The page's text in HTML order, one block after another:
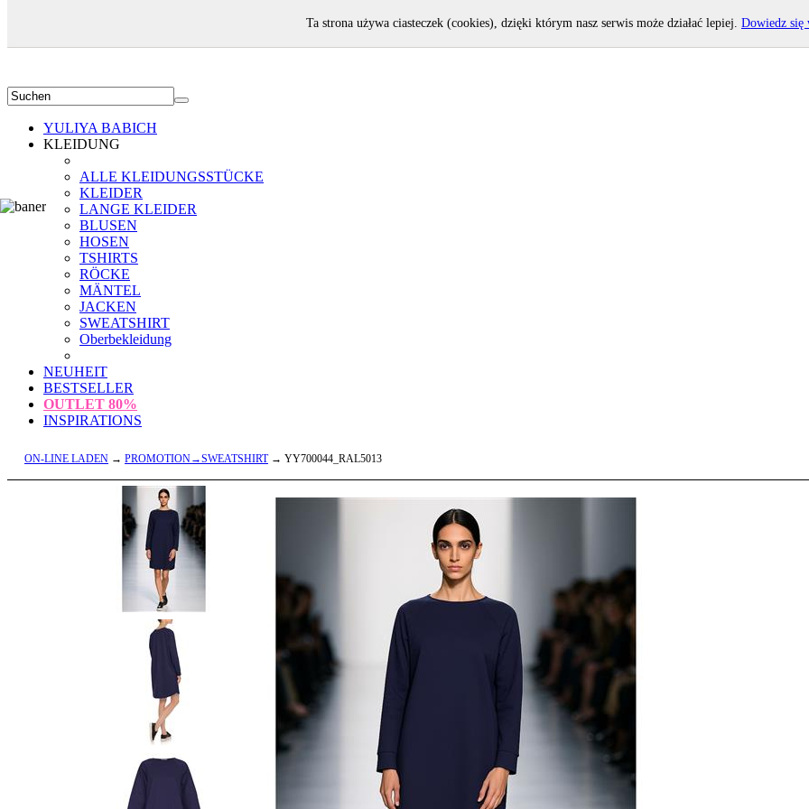
YULIYA BABICH
KLEIDUNG
ALLE KLEIDUNGSSTÜCKE
KLEIDER
LANGE KLEIDER
BLUSEN
HOSEN
TSHIRTS
RÖCKE
MÄNTEL
JACKEN
SWEATSHIRT
Oberbekleidung
NEUHEIT
BESTSELLER
OUTLET 80%
INSPIRATIONS
ON-LINE LADEN → PROMOTION→SWEATSHIRT→ YY700044_RAL5013
Ta strona używa ciasteczek (cookies), dzięki którym nasz serwis może działać lepiej. Dowiedz się